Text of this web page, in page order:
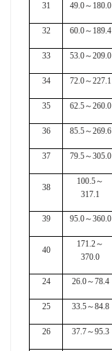
31 49.0～ 180.0
32 60.0～ 189.4
33 53.0～209.0
34 72.0～227.1
35 62.5～260.0
36 85.5～269.6
37 79.5～305.0
38
100.5～
317.1
39 95.0～360.0
40
171.2～
370.0
24 26.0～78.4
25 33.5～84.8
26 37.7～95.3